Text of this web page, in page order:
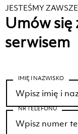
JESTEŚMY
Umów
serwisem
IMIĘ I NAZWISKO
NR TELEFONU